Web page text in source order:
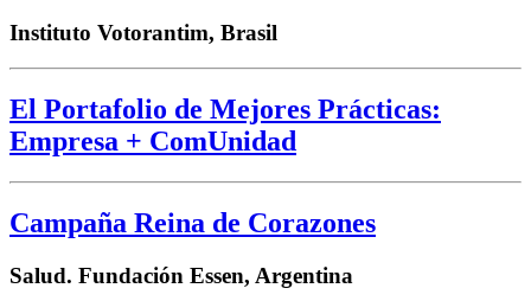
Instituto Votorantim, Brasil
El Portafolio de Mejores Prácticas:
Empresa + ComUnidad
Campaña Reina de Corazones
Salud. Fundación Essen, Argentina